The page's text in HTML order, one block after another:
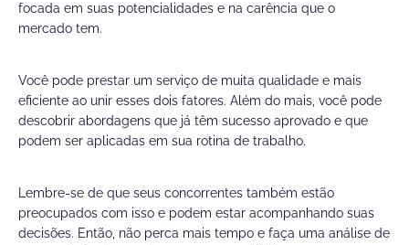
focada em suas potencialidades e na carência que o
mercado tem.
Você pode prestar um serviço de muita qualidade e mais
eficiente ao unir esses dois fatores. Além do mais, você pode
descobrir abordagens que já têm sucesso aprovado e que
podem ser aplicadas em sua rotina de trabalho.
Lembre-se de que seus concorrentes também estão
preocupados com isso e podem estar acompanhando suas
decisões. Então, não perca mais tempo e faça uma análise de